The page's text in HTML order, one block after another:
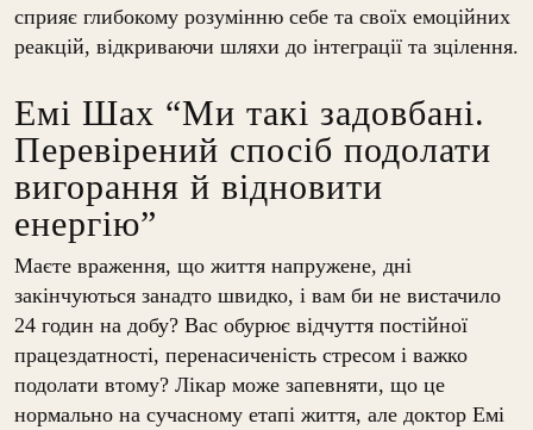
сприяє глибокому розумінню себе та своїх емоційних
реакцій, відкриваючи шляхи до інтеграції та зцілення.
Емі Шах “Ми такі задовбані.
Перевірений спосіб подолати
вигорання й відновити
енергію”
Маєте враження, що життя напружене, дні
закінчуються занадто швидко, і вам би не вистачило
24 годин на добу? Вас обурює відчуття постійної
працездатності, перенасиченість стресом і важко
подолати втому? Лікар може запевняти, що це
нормально на сучасному етапі життя, але доктор Емі